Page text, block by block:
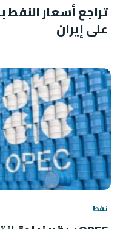
تراجع أسعار النفط
على إيران
نفط